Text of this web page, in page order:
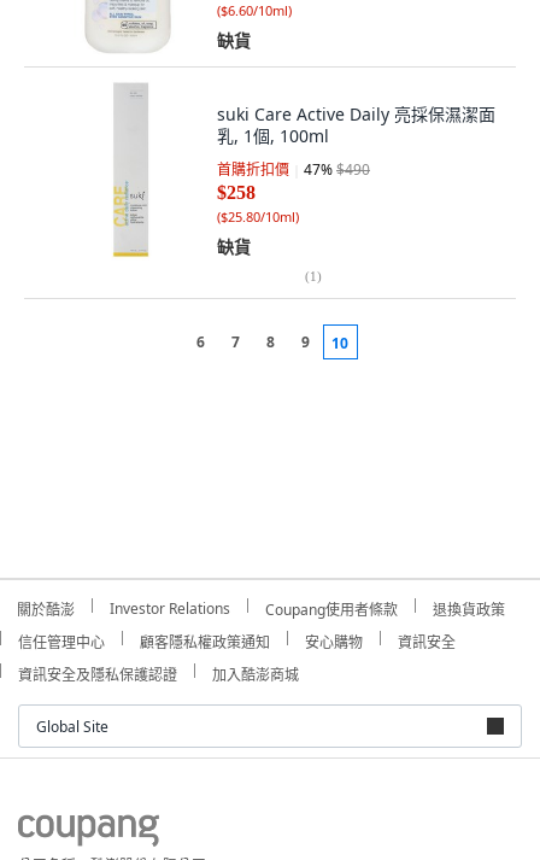
($6.60/10ml)
缺貨
suki Care Active Daily 亮採保濕潔面
乳, 1個, 100ml
首購折扣價 47%$490
$258
($25.80/10ml)
缺貨
(1)
6 7 8 9 10
關於酷澎 Investor Relations Coupang使用者條款
退換貨政策
信任管理中心
顧客隱私權政策通知 安心購物
資訊安全
資訊安全及隱私保護認證
加入酷澎商城
Global Site